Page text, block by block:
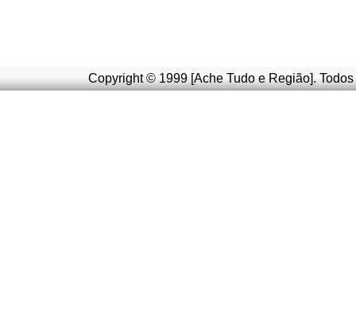
Copyright © 1999 [Ache Tudo e Região].